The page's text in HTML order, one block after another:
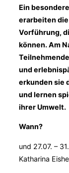
Ein
erarbeiten
Vorführung,
können.Am
und
erkunden sie
und lernen
ihrer Umwelt.
Wann?
und 27.07. –
Katharina